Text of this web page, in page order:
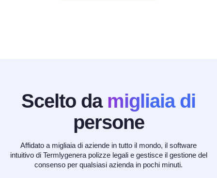
Scelto da migliaia di
persone
Affidato a migliaia di aziende in tutto il mondo, il software
intuitivo di Termlygenera polizze legali e gestisce il gestione del
consenso per qualsiasi azienda in pochi minuti.